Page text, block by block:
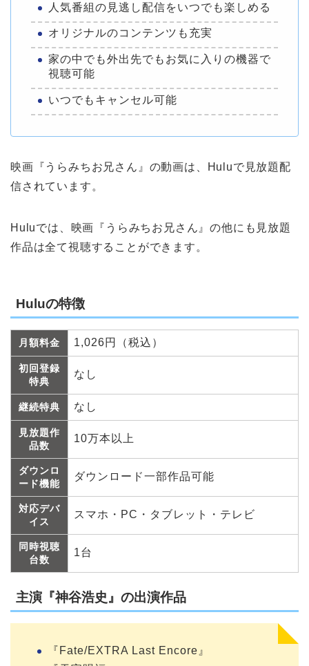
人気番組の見逃し配信をいつでも楽しめる
オリジナルのコンテンツも充実
家の中でも外出先でもお気に入りの機器で
視聴可能
いつでもキャンセル可能
映画『うらみちお兄さん』の動画は、Huluで見放題配
信されています。
Huluでは、映画『うらみちお兄さん』の他にも見放題
作品は全て視聴することができます。
Huluの特徴
月額料金 1,026円（税込）
初回登録
特典
なし
継続特典 なし
見放題作
品数
10万本以上
ダウンロ
ード機能
ダウンロード一部作品可能
対応デバ
イス
スマホ・PC・タブレット・テレビ
同時視聴
台数
1台
主演『神谷浩史』の出演作品
『Fate/EXTRA Last Encore』